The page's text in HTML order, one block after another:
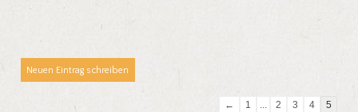
Navigation
← 1 ... 2 3 4 5